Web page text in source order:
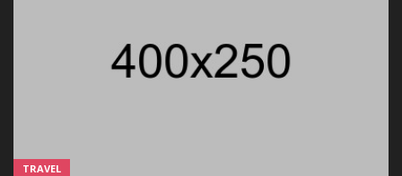
TRAVEL